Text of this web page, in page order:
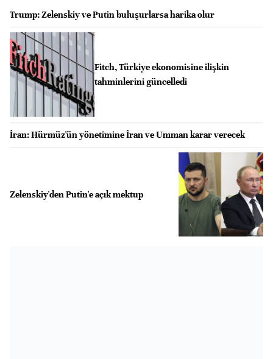
Trump: Zelenskiy ve Putin buluşurlarsa harika olur
Fitch, Türkiye ekonomisine ilişkin
tahminlerini güncelledi
İran: Hürmüz'ün yönetimine İran ve Umman karar verecek
Zelenskiy'den Putin'e açık mektup